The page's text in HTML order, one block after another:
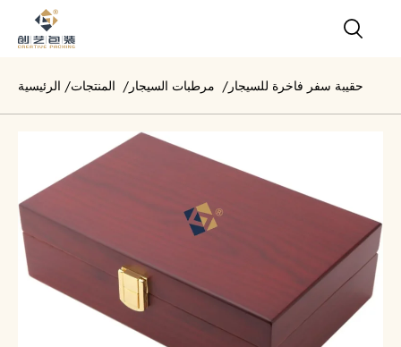
الرئيسية /المنتجات /مرطبات السيجار /حقيبة سفر فاخرة للسيجار